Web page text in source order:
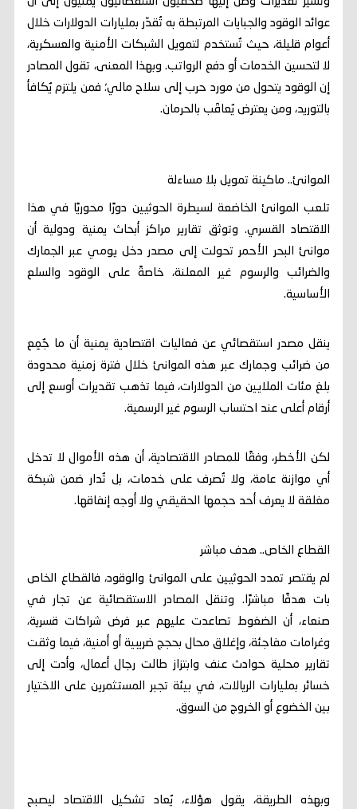
عوائد الوقود والجبايات المرتبطة به تُقدّر بمليارات الدولارات خلال
أعوام قليلة، حيث تُستخدم لتمويل الشبكات الأمنية والعسكرية،
لا لتحسين الخدمات أو دفع الرواتب. وبهذا المعنى، تقول المصادر
إن الوقود يتحول من مورد حرب إلى سلاح مالي؛ فمن يلتزم يُكافأ
بالتوريد، ومن يعترض يُعاقَب بالحرمان.
الموانئ.. ماكينة تمويل بلا مساءلة
تلعب الموانئ الخاضعة لسيطرة الحوثيين دورًا محوريًا في هذا
الاقتصاد القسري. وتوثق تقارير مراكز أبحاث يمنية ودولية أن
موانئ البحر الأحمر تحولت إلى مصدر دخل يومي عبر الجمارك
والضرائب والرسوم غير المعلنة، خاصةً على الوقود والسلع
الأساسية.
ينقل مصدر استقصائي عن فعاليات اقتصادية يمنية أن ما جُمِع
من ضرائب وجمارك عبر هذه الموانئ خلال فترة زمنية محدودة
بلغ مئات الملايين من الدولارات، فيما تذهب تقديرات أوسع إلى
أرقام أعلى عند احتساب الرسوم غير الرسمية.
لكن الأخطر، وفقًا للمصادر الاقتصادية، أن هذه الأموال لا تدخل
أي موازنة عامة، ولا تُصرف على خدمات، بل تُدار ضمن شبكة
مغلقة لا يعرف أحد حجمها الحقيقي ولا أوجه إنفاقها.
القطاع الخاص.. هدف مباشر
لم يقتصر تمدد الحوثيين على الموانئ والوقود، فالقطاع الخاص
بات هدفًا مباشرًا. وتنقل المصادر الاستقصائية عن تجار في
صنعاء، أن الضغوط تصاعدت عليهم عبر فرض شراكات قسرية،
وغرامات مفاجئة، وإغلاق محال بحجج ضريبية أو أمنية، فيما وثقت
تقارير محلية حوادث عنف وابتزاز طالت رجال أعمال، وأدت إلى
خسائر بمليارات الريالات، في بيئة تجبر المستثمرين على الاختيار
بين الخضوع أو الخروج من السوق.
وبهذه الطريقة، يقول هؤلاء، يُعاد تشكيل الاقتصاد ليصبح